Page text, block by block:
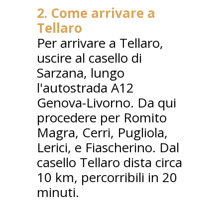
2. Come arrivare a
Tellaro
Per arrivare a Tellaro,
uscire al casello di
Sarzana, lungo
l'autostrada A12
Genova-Livorno. Da qui
procedere per Romito
Magra, Cerri, Pugliola,
Lerici, e Fiascherino. Dal
casello Tellaro dista circa
10 km, percorribili in 20
minuti.